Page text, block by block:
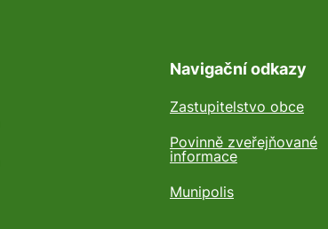
Navigační odkazy
Zastupitelstvo obce
Povinně zveřejňované
informace
Munipolis